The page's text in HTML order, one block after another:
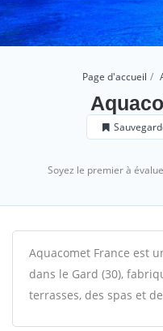
Page d'accueil
Soyez le premier à
Aquacomet France est
dans le Gard (30),
terrasses, des spas et